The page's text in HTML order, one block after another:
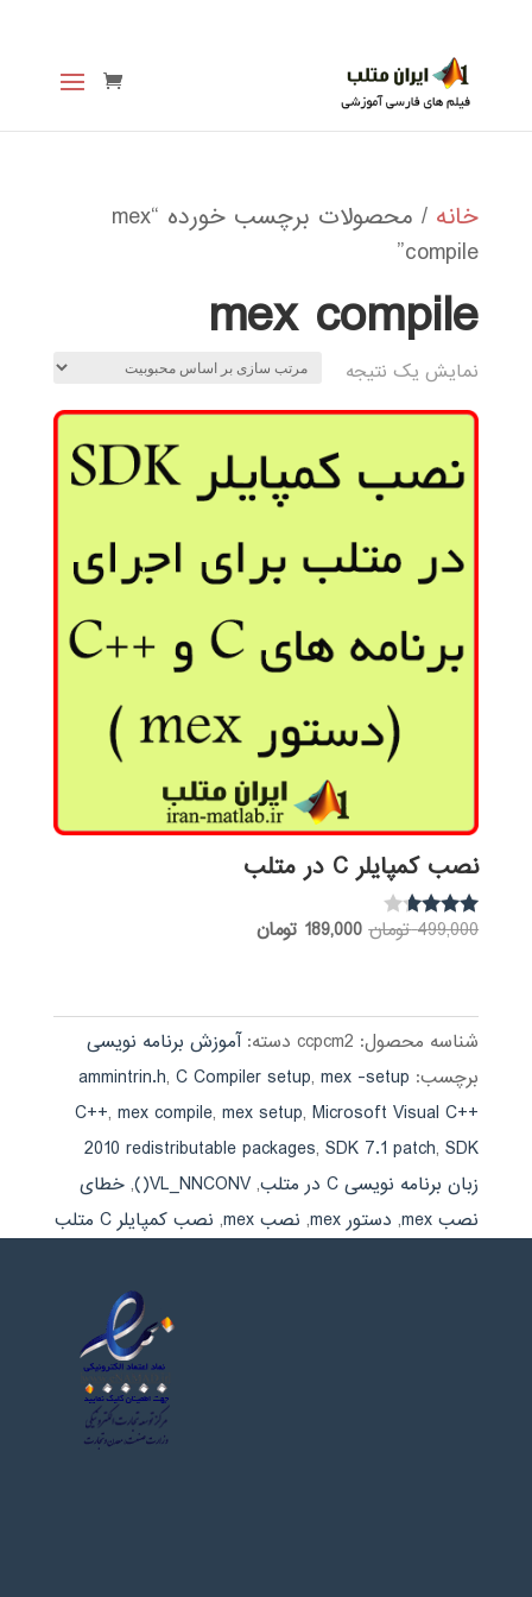
خانه
/ محصولات برچسب خورده “mex
compile”
mex compile
نمایش یک نتیجه
نصب کمپایلر C در متلب
نمره
499,000 تومان قیمت
بود.
189,000 تومانقیمت
شناسه محصول: ccpcm2 دسته:آموزش برنامه نویسی
برچسب:
ammintrin.h,C Compiler setup,mex -setup
C++,mex compile,mex setup,Microsoft Visual C++
2010 redistributable packages,SDK 7.1 patch,SDK
زبان برنامه نویسی C در متلب
,
VL_NNCONV()
, خطای
نصب mex
, دستور mex , نصب mex , نصب کمپایلر C متلب